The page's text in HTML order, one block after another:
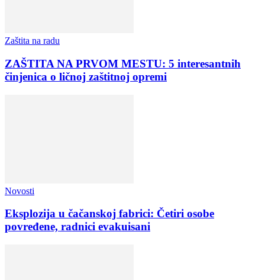
Zaštita na radu
ZAŠTITA NA PRVOM MESTU: 5 interesantnih
činjenica o ličnoj zaštitnoj opremi
Novosti
Eksplozija u čačanskoj fabrici: Četiri osobe
povređene, radnici evakuisani